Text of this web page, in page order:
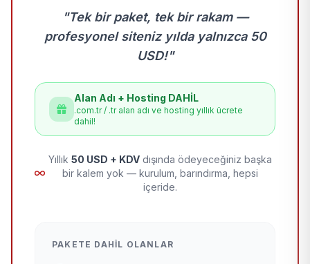
"Tek bir paket, tek bir rakam —
profesyonel siteniz yılda yalnızca 50
USD!"
Alan Adı + Hosting DAHİL
.com.tr / .tr alan adı ve hosting yıllık ücrete
dahil!
Yıllık 50 USD + KDV dışında ödeyeceğiniz başka
bir kalem yok — kurulum, barındırma, hepsi
içeride.
PAKETE DAHIL OLANLAR